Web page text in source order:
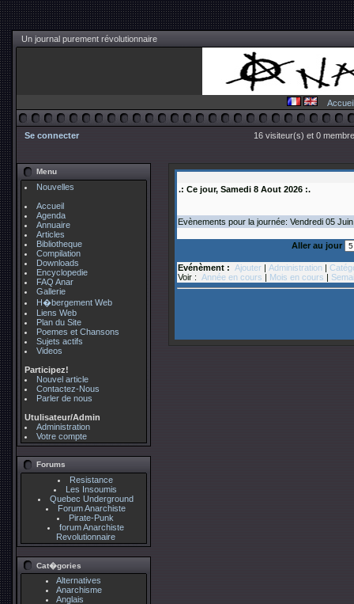
Un journal purement révolutionnaire
Accueil
Se connecter 16 visiteur(s) et 0
Menu
Nouvelles
Accueil
Agenda
Annuaire
Articles
Bibliotheque
Compilation
Downloads
Encyclopedie
FAQ Anar
Gallerie
H�bergement Web
Liens Web
Plan du Site
Poemes et Chansons
Sujets actifs
Videos
Participez!
Nouvel article
Contactez-Nous
Parler de nous
Utulisateur/Admin
Administration
Votre compte
Forums
Resistance
Les Insoumis
Quebec Underground
Forum Anarchiste
Pirate-Punk
forum Anarchiste
Revolutionnaire
Cat�gories
Alternatives
Anarchisme
Anglais
.: Ce jour, Samedi 8 Aout 2026 :.
Evènements pour la journée: Vendredi 05 Juin
Aller au jour
Evénèment : Ajouter | Administration |
Voir : Année en cours | Mois en cours |